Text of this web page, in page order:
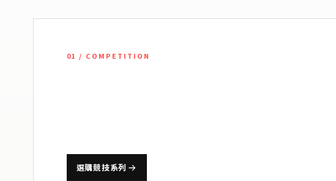
01 / COMPETITION
選購競技系列